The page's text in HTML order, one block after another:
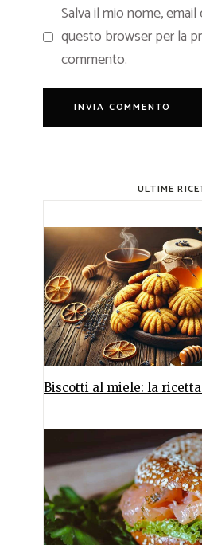
Salva il mio nome,
questo browser per la
commento.
ULTIME
Biscotti al miele: la